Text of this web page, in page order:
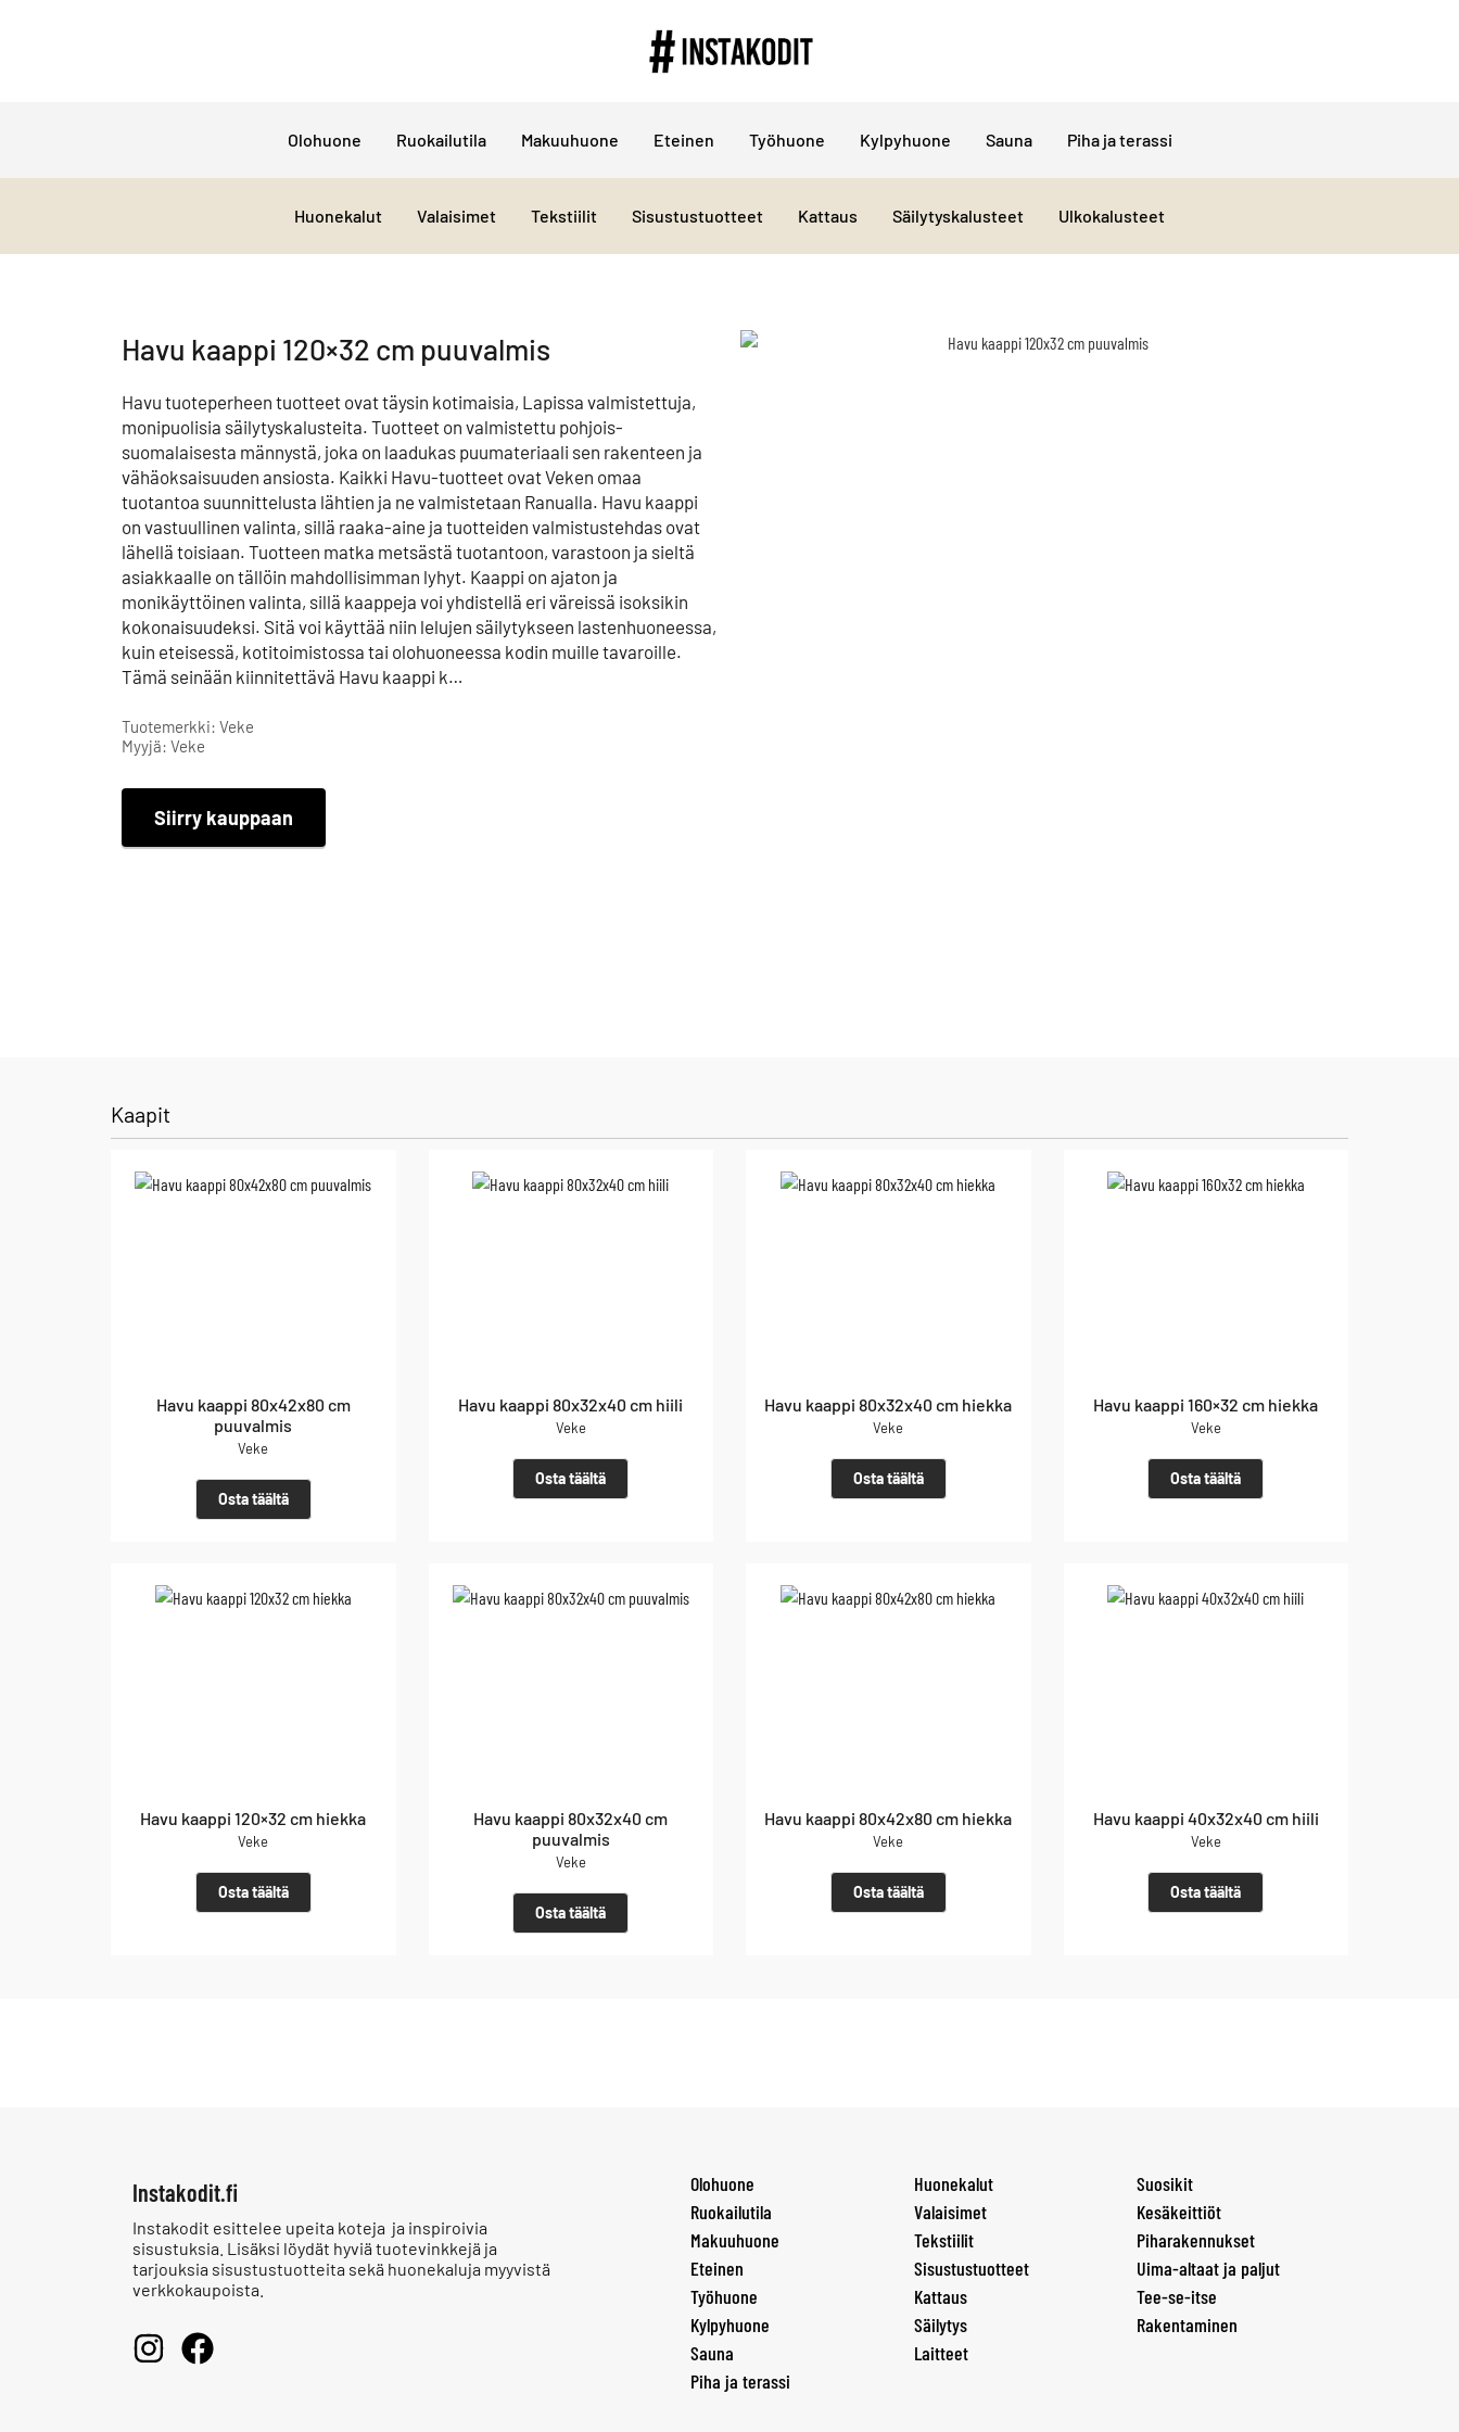
Olohuone Ruokailutila Makuuhuone Eteinen Työhuone Kylpyhuone Sauna Piha ja terassi
Huonekalut Valaisimet Tekstiilit Sisustustuotteet Kattaus Säilytyskalusteet Ulkokalusteet
Havu kaappi 120×32 cm puuvalmis
Havu tuoteperheen tuotteet ovat täysin kotimaisia, Lapissa valmistettuja,
monipuolisia säilytyskalusteita. Tuotteet on valmistettu pohjois-
suomalaisesta männystä, joka on laadukas puumateriaali sen rakenteen ja
vähäoksaisuuden ansiosta. Kaikki Havu-tuotteet ovat Veken omaa
tuotantoa suunnittelusta lähtien ja ne valmistetaan Ranualla. Havu kaappi
on vastuullinen valinta, sillä raaka-aine ja tuotteiden valmistustehdas ovat
lähellä toisiaan. Tuotteen matka metsästä tuotantoon, varastoon ja sieltä
asiakkaalle on tällöin mahdollisimman lyhyt. Kaappi on ajaton ja
monikäyttöinen valinta, sillä kaappeja voi yhdistellä eri väreissä isoksikin
kokonaisuudeksi. Sitä voi käyttää niin lelujen säilytykseen lastenhuoneessa,
kuin eteisessä, kotitoimistossa tai olohuoneessa kodin muille tavaroille.
Tämä seinään kiinnitettävä Havu kaappi k…
Tuotemerkki: Veke
Myyjä: Veke
Siirry kauppaan
Kaapit
Havu kaappi 80x42x80 cm
puuvalmis
Veke
Osta täältä
Havu kaappi 80x32x40 cm hiili
Veke
Osta täältä
Havu kaappi 80x32x40 cm hiekka
Veke
Osta täältä
Havu kaappi 160×32 cm hiekka
Veke
Osta täältä
Havu kaappi 120×32 cm hiekka
Veke
Osta täältä
Havu kaappi 80x32x40 cm
puuvalmis
Veke
Osta täältä
Havu kaappi 80x42x80 cm hiekka
Veke
Osta täältä
Havu kaappi 40x32x40 cm hiili
Veke
Osta täältä
Instakodit.fi
Instakodit esittelee upeita koteja ja inspiroivia
sisustuksia. Lisäksi löydät hyviä tuotevinkkejä ja
tarjouksia sisustustuotteita sekä huonekaluja myyvistä
verkkokaupoista.
Olohuone
Ruokailutila
Makuuhuone
Eteinen
Työhuone
Kylpyhuone
Sauna
Piha ja terassi
Huonekalut
Valaisimet
Tekstiilit
Sisustustuotteet
Kattaus
Säilytys
Laitteet
Suosikit
Kesäkeittiöt
Piharakennukset
Uima-altaat ja paljut
Tee-se-itse
Rakentaminen